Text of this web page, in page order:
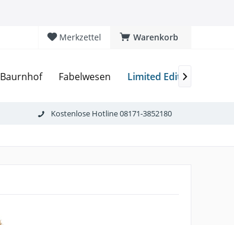
Warenkorb
Merkzettel
Baurnhof Fabelwesen Limited Editions

Kostenlose Hotline 08171-3852180